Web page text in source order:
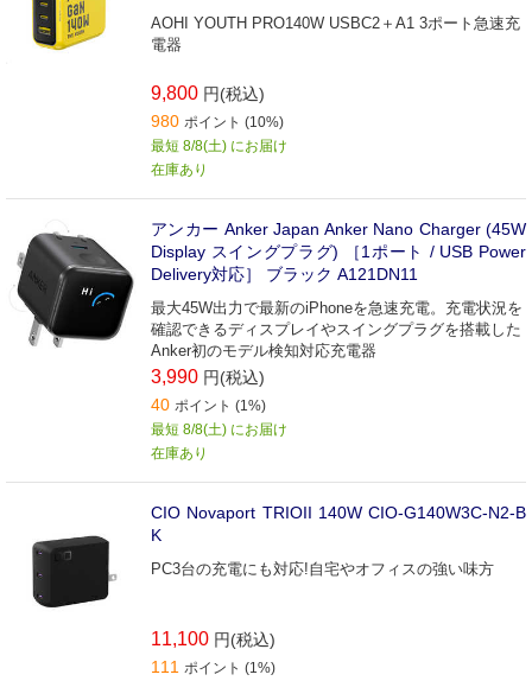
AOHI YOUTH PRO140W USBC2＋A1 3ポート急速充
電器
9,800 円(税込)
980 ポイント (10%)
最短 8/8(土) にお届け
在庫あり
アンカー Anker Japan Anker Nano Charger (45W
Display スイングプラグ) ［1ポート / USB Power
Delivery対応］ ブラック A121DN11
最大45W出力で最新のiPhoneを急速充電。充電状況を
確認できるディスプレイやスイングプラグを搭載した
Anker初のモデル検知対応充電器
3,990 円(税込)
40 ポイント (1%)
最短 8/8(土) にお届け
在庫あり
CIO Novaport TRIOII 140W CIO-G140W3C-N2-B
K
PC3台の充電にも対応!自宅やオフィスの強い味方
11,100 円(税込)
111 ポイント (1%)